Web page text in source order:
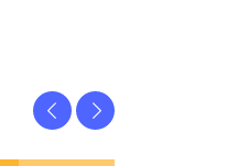
PreviousNext